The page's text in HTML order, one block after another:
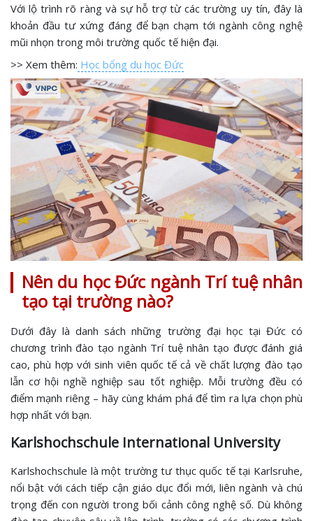
Với lộ trình rõ ràng và sự hỗ trợ từ các trường uy tín, đây là
khoản đầu tư xứng đáng để bạn chạm tới ngành công nghệ
mũi nhọn trong môi trường quốc tế hiện đại.
>> Xem thêm: Học bổng du học Đức
Nên du học Đức ngành Trí tuệ nhân
tạo tại trường nào?
Dưới đây là danh sách những trường đại học tại Đức có
chương trình đào tạo ngành Trí tuệ nhân tạo được đánh giá
cao, phù hợp với sinh viên quốc tế cả về chất lượng đào tạo
lẫn cơ hội nghề nghiệp sau tốt nghiệp. Mỗi trường đều có
điểm mạnh riêng – hãy cùng khám phá để tìm ra lựa chọn phù
hợp nhất với bạn.
Karlshochschule International University
Karlshochschule là một trường tư thục quốc tế tại Karlsruhe,
nổi bật với cách tiếp cận giáo dục đổi mới, liên ngành và chú
trọng đến con người trong bối cảnh công nghệ số. Dù không